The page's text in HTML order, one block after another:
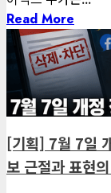
1
게재된 글
편집장 칼럼
[편집장 칼럼
2026년 08월
2
Read More
3 minutes read
게재된 글
글로벌 트렌
[기획] 7월 7일
보 근절과 표현